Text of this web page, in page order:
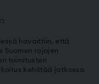
havaittiin, että
Suomen rajojen
toimitusten
kehittää jatkossa